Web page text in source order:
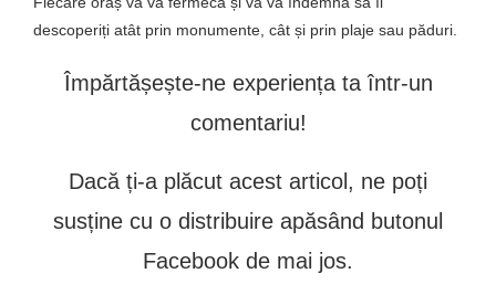
descoperiți atât prin monumente, cât și prin plaje sau păduri.
Împărtășește-ne experiența ta într-un
comentariu!
Dacă ți-a plăcut acest articol, ne poți
susține cu o distribuire apăsând butonul
Facebook de mai jos.